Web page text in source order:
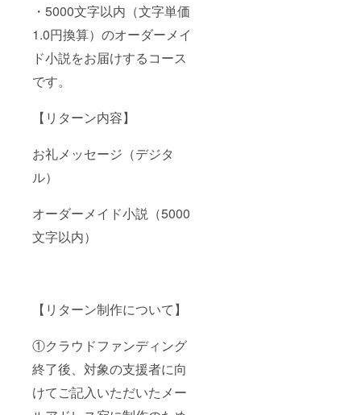
・5000文字以内（文字単価
1.0円換算）のオーダーメイ
ド小説をお届けするコース
です。
【リターン内容】
お礼メッセージ（デジタ
ル）
オーダーメイド小説（5000
文字以内）
【リターン制作について】
①クラウドファンディング
終了後、対象の支援者に向
けてご記入いただいたメー